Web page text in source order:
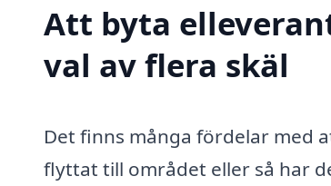
Att byta
val av flera skäl
Det finns många fördelar med
flyttat till området eller så har